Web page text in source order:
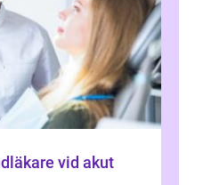
vid akut